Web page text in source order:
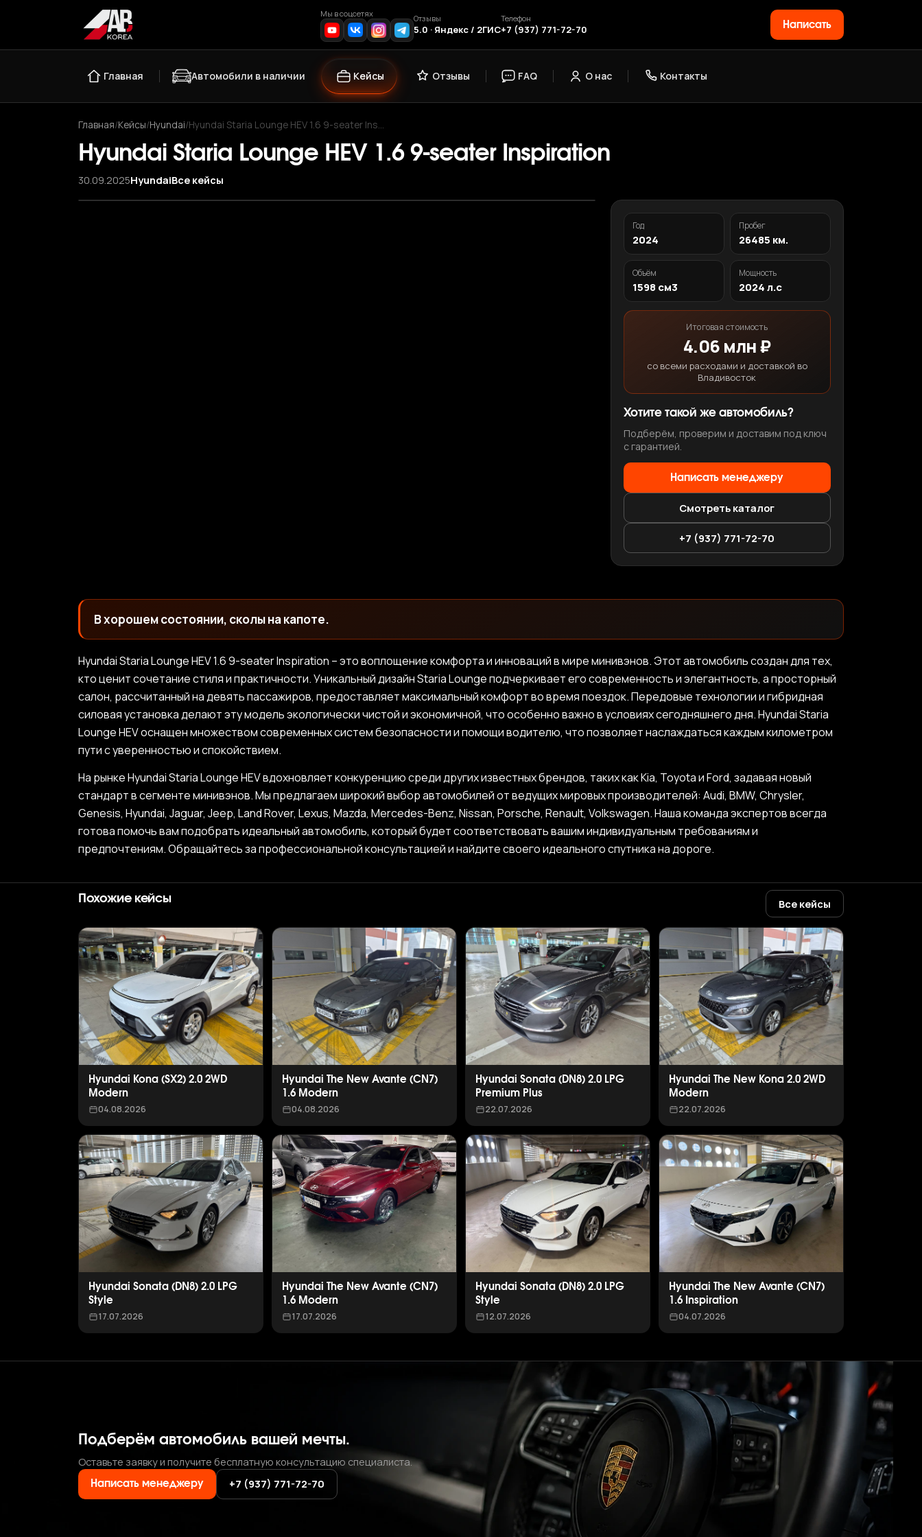
Мы в соцсетях Отзывы
5.0 · Яндекс / 2ГИС
Телефон
+7 (937) 771-72-70 Написать
Главная Автомобили в наличии Кейсы Отзывы FAQ О нас Контакты
Главная/Кейсы/Hyundai/Hyundai Staria Lounge HEV 1.6 9-seater Ins…
Hyundai Staria Lounge HEV 1.6 9-seater Inspiration
30.09.2025HyundaiВсе кейсы
‹
›
Год
2024
Пробег
26485 км.
Объём
1598 см3
Мощность
2024 л.с
Итоговая стоимость
4.06 млн ₽
со всеми расходами и доставкой во
Владивосток
Хотите такой же автомобиль?
Подберём, проверим и доставим под ключ
с гарантией.
Написать менеджеру
Смотреть каталог
+7 (937) 771-72-70
В хорошем состоянии, сколы на капоте.
Hyundai Staria Lounge HEV 1.6 9-seater Inspiration – это воплощение комфорта и инноваций в мире минивэнов. Этот автомобиль создан для тех,
кто ценит сочетание стиля и практичности. Уникальный дизайн Staria Lounge подчеркивает его современность и элегантность, а просторный
салон, рассчитанный на девять пассажиров, предоставляет максимальный комфорт во время поездок. Передовые технологии и гибридная
силовая установка делают эту модель экологически чистой и экономичной, что особенно важно в условиях сегодняшнего дня. Hyundai Staria
Lounge HEV оснащен множеством современных систем безопасности и помощи водителю, что позволяет наслаждаться каждым километром
пути с уверенностью и спокойствием.
На рынке Hyundai Staria Lounge HEV вдохновляет конкуренцию среди других известных брендов, таких как Kia, Toyota и Ford, задавая новый
стандарт в сегменте минивэнов. Мы предлагаем широкий выбор автомобилей от ведущих мировых производителей: Audi, BMW, Chrysler,
Genesis, Hyundai, Jaguar, Jeep, Land Rover, Lexus, Mazda, Mercedes-Benz, Nissan, Porsche, Renault, Volkswagen. Наша команда экспертов всегда
готова помочь вам подобрать идеальный автомобиль, который будет соответствовать вашим индивидуальным требованиям и
предпочтениям. Обращайтесь за профессиональной консультацией и найдите своего идеального спутника на дороге.
Похожие кейсы Все кейсы
Hyundai Kona (SX2) 2.0 2WD
Modern
04.08.2026
Hyundai The New Avante (CN7)
1.6 Modern
04.08.2026
Hyundai Sonata (DN8) 2.0 LPG
Premium Plus
22.07.2026
Hyundai The New Kona 2.0 2WD
Modern
22.07.2026
Hyundai Sonata (DN8) 2.0 LPG
Style
17.07.2026
Hyundai The New Avante (CN7)
1.6 Modern
17.07.2026
Hyundai Sonata (DN8) 2.0 LPG
Style
12.07.2026
Hyundai The New Avante (CN7)
1.6 Inspiration
04.07.2026
Подберём автомобиль вашей мечты.
Оставьте заявку и получите бесплатную консультацию специалиста.
Написать менеджеру +7 (937) 771-72-70